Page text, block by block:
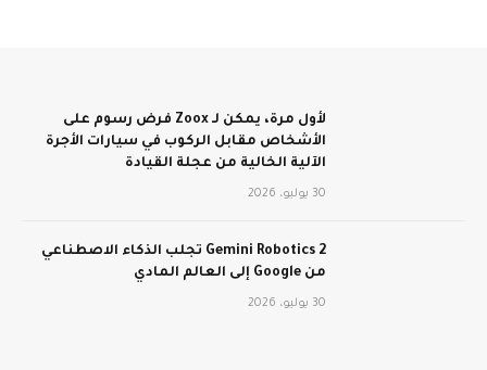
لأول مرة، يمكن لـ Zoox فرض رسوم على
الأشخاص مقابل الركوب في سيارات الأجرة
الآلية الخالية من عجلة القيادة
30 يوليو، 2026
Gemini Robotics 2 تجلب الذكاء الاصطناعي
من Google إلى العالم المادي
30 يوليو، 2026